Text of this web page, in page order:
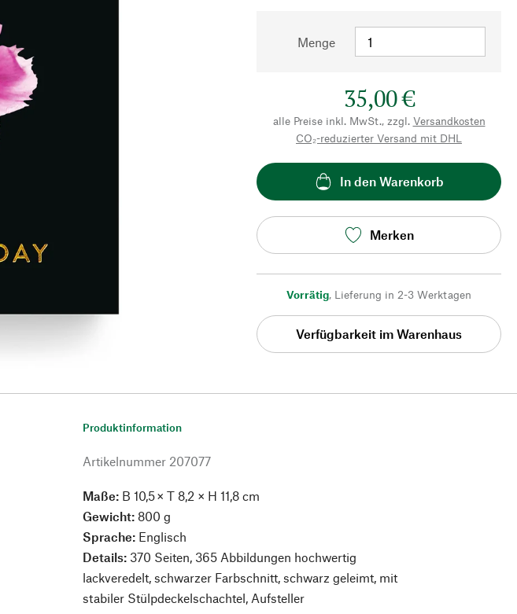
Menge
35,00 €
alle Preise inkl. MwSt., zzgl. Versandkosten
CO₂-reduzierter Versand mit DHL
In den Warenkorb
Merken
Vorrätig, Lieferung in 2-3 Werktagen
Verfügbarkeit im Warenhaus
Produktinformation
Artikelnummer 207077
Maße: B 10,5 × T 8,2 × H 11,8 cm
Gewicht: 800 g
Sprache: Englisch
Details: 370 Seiten, 365 Abbildungen hochwertig
lackveredelt, schwarzer Farbschnitt, schwarz geleimt, mit
stabiler Stülpdeckelschachtel, Aufsteller